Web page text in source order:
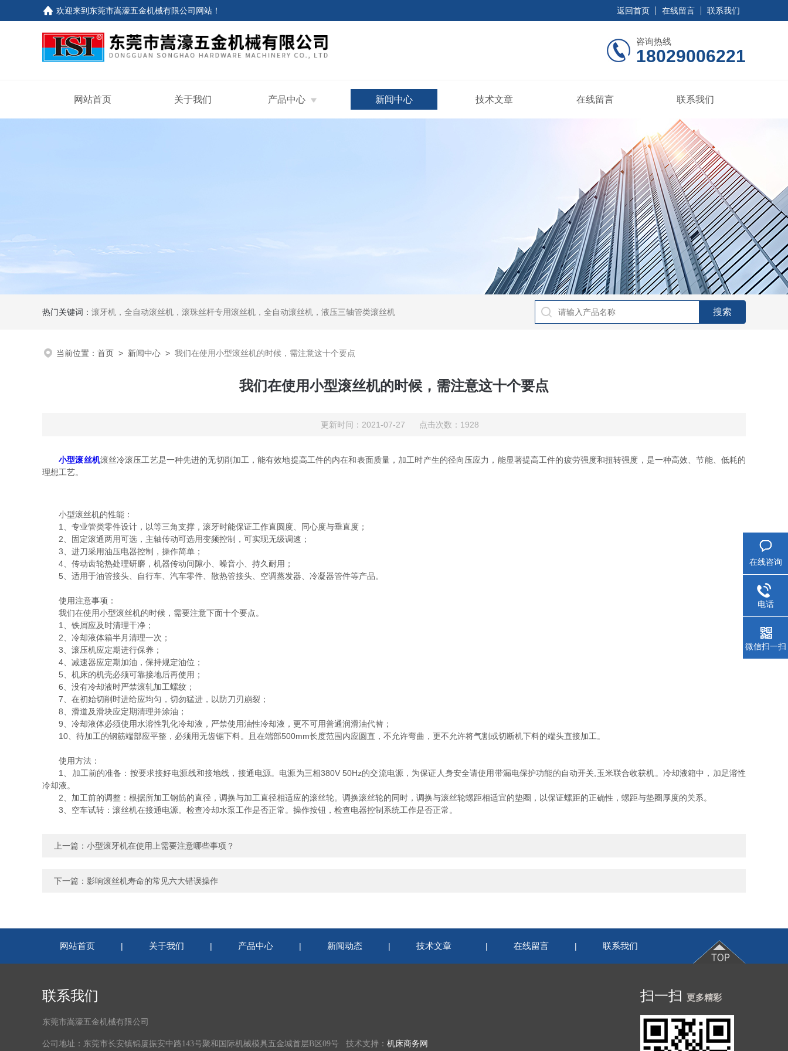
欢迎来到东莞市嵩濠五金机械有限公司网站！ 返回首页 在线留言 联系我们
咨询热线
18029006221
网站首页 关于我们 产品中心 新闻中心 技术文章 在线留言 联系我们
热门关键词： 滚牙机，全自动滚丝机，滚珠丝杆专用滚丝机，全自动滚丝机，液压三轴管类滚丝机
当前位置： 首页 > 新闻中心 > 我们在使用小型滚丝机的时候，需注意这十个要点
我们在使用小型滚丝机的时候，需注意这十个要点
更新时间：2021-07-27 点击次数：1928
小型滚丝机滚丝冷滚压工艺是一种先进的无切削加工，能有效地提高工件的内在和表面质量，加工时产生的径向压应力，能显著提高工件的疲劳强度和扭转强度，是一种高效、节能、低耗的
理想工艺。
小型滚丝机的性能：
1、专业管类零件设计，以等三角支撑，滚牙时能保证工作直圆度、同心度与垂直度；
2、固定滚通两用可选，主轴传动可选用变频控制，可实现无级调速；
3、进刀采用油压电器控制，操作简单；
4、传动齿轮热处理研磨，机器传动间隙小、噪音小、持久耐用；
5、适用于油管接头、自行车、汽车零件、散热管接头、空调蒸发器、冷凝器管件等产品。
使用注意事项：
我们在使用小型滚丝机的时候，需要注意下面十个要点。
1、铁屑应及时清理干净；
2、冷却液体箱半月清理一次；
3、滚压机应定期进行保养；
4、减速器应定期加油，保持规定油位；
5、机床的机壳必须可靠接地后再使用；
6、没有冷却液时严禁滚轧加工螺纹；
7、在初始切削时进给应均匀，切勿猛进，以防刀刃崩裂；
8、滑道及滑块应定期清理并涂油；
9、冷却液体必须使用水溶性乳化冷却液，严禁使用油性冷却液，更不可用普通润滑油代替；
10、待加工的钢筋端部应平整，必须用无齿锯下料。且在端部500mm长度范围内应圆直，不允许弯曲，更不允许将气割或切断机下料的端头直接加工。
使用方法：
1、加工前的准备：按要求接好电源线和接地线，接通电源。电源为三相380V 50Hz的交流电源，为保证人身安全请使用带漏电保护功能的自动开关,玉米联合收获机。冷却液箱中，加足溶性
冷却液。
2、加工前的调整：根据所加工钢筋的直径，调换与加工直径相适应的滚丝轮。调换滚丝轮的同时，调换与滚丝轮螺距相适宜的垫圈，以保证螺距的正确性，螺距与垫圈厚度的关系。
3、空车试转：滚丝机在接通电源。检查冷却水泵工作是否正常。操作按钮，检查电器控制系统工作是否正常。
上一篇： 小型滚牙机在使用上需要注意哪些事项？
下一篇： 影响滚丝机寿命的常见六大错误操作
网站首页 | 关于我们 | 产品中心 | 新闻动态 | 技术文章 | 在线留言 | 联系我们
联系我们
东莞市嵩濠五金机械有限公司
公司地址：东莞市长安镇锦厦振安中路143号聚和国际机械模具五金城首层B区09号 技术支持： 机床商务网
扫一扫 更多精彩
在线咨询
电话
微信扫一扫